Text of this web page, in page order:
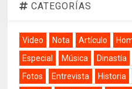
CATEGORÍAS
Video Nota Artículo
Especial
Música Dinastía
Fotos
Entrevista Historia